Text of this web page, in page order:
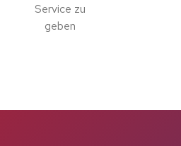
Service zu
geben